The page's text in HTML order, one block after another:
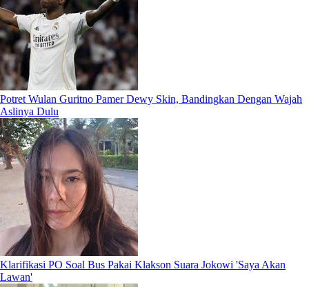
Potret Wulan Guritno Pamer Dewy Skin, Bandingkan Dengan Wajah
Aslinya Dulu
Klarifikasi PO Soal Bus Pakai Klakson Suara Jokowi 'Saya Akan
Lawan'